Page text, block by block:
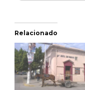
Relacionado